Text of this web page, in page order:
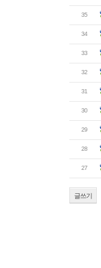
35
34
33
32
31
30
29
28
27
글쓰기